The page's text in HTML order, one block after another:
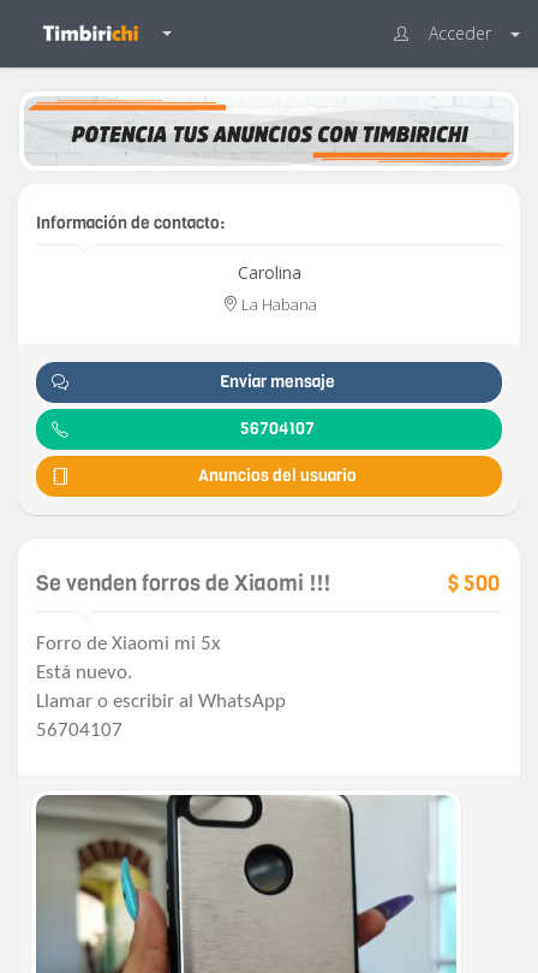
Acceder
Información de contacto:
Carolina
La Habana
Enviar mensaje
56704107
Anuncios del usuario
Se venden forros de Xiaomi !!! $ 500
Forro de Xiaomi mi 5x
Está nuevo.
Llamar o escribir al WhatsApp
56704107